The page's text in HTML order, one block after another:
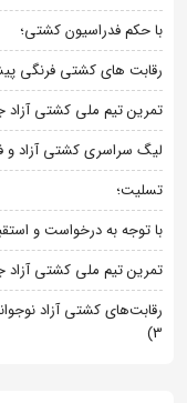
با حکم فدراسیون کشتی؛
رقابت های کشتی فرنگی
تمرین تیم ملی کشتی آزاد
لیگ سراسری کشتی آزاد و
تسلیت؛
با توجه به درخواست و
تمرین تیم ملی کشتی آزاد
رقابت‌های کشتی آزاد
3)